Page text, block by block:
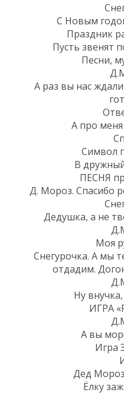
С Новым
Праздник
Пусть звенят
Песни,
А раз вы нас
А про
Символ
В
ПЕСНЯ
Д. Мороз. Спасибо
Дедушка, а не
Моя
Снегурочка. А мы
отдадим.
Ну
ИГРА
А вы
Игра
Дед
Ёлку